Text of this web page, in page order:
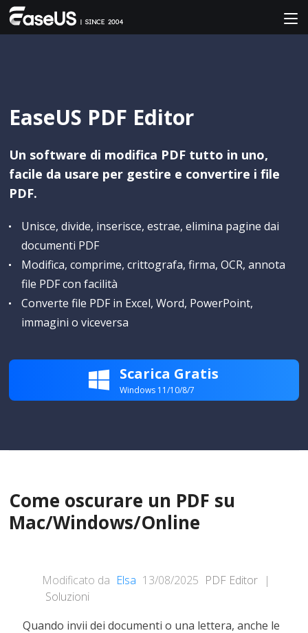
EaseUS PDF Editor
Un software di modifica PDF tutto in uno,
facile da usare per gestire e convertire i file
PDF.
Unisce, divide, inserisce, estrae, elimina pagine dai
documenti PDF
Modifica, comprime, crittografa, firma, OCR, annota
file PDF con facilità
Converte file PDF in Excel, Word, PowerPoint,
immagini o viceversa
 Scarica Gratis
Windows 11/10/8/7
Come oscurare un PDF su
Mac/Windows/Online
Modificato da Elsa 13/08/2025 PDF Editor |
Soluzioni
Quando invii dei documenti o una lettera, anche le